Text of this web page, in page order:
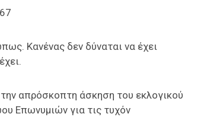
Κανένας δεν δύναται να έχει
απρόσκοπτη άσκηση του εκλογικού
Επωνυμιών για τις τυχόν